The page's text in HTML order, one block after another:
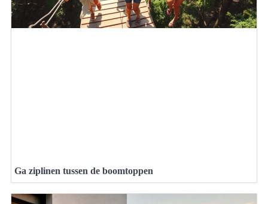
Ga ziplinen tussen de boomtoppen